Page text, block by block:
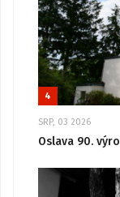
4
SRP, 03 2026
Oslava 90.